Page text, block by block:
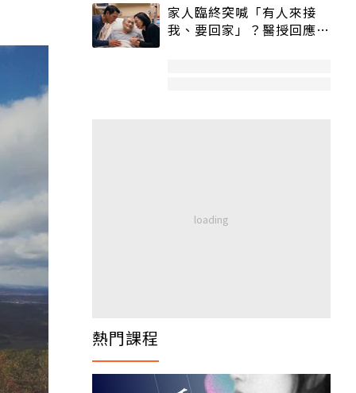
家人臨終突喊「有人來接
我、要回家」？醫授回應方
熱門課程